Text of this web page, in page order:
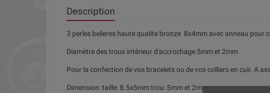
Description
3 perles belieres haute qualite bronze 8x4mm avec anneau pour
Diamètre des trous intérieur d'accrochage 5mm et 2mm
Pour la confection de vos bracelets ou de vos colliers en cuir. A
Dimension :taille: 8.5x5mm trou: 5mm et 2mm